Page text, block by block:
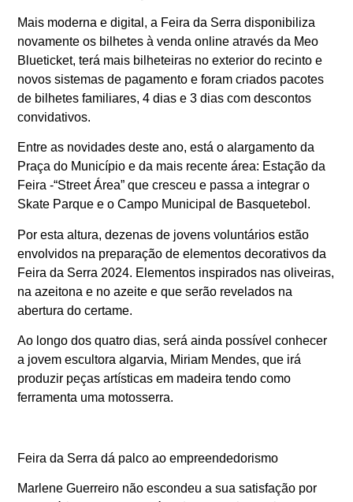
Mais moderna e digital, a Feira da Serra disponibiliza
novamente os bilhetes à venda online através da Meo
Blueticket, terá mais bilheteiras no exterior do recinto e
novos sistemas de pagamento e foram criados pacotes
de bilhetes familiares, 4 dias e 3 dias com descontos
convidativos.
Entre as novidades deste ano, está o alargamento da
Praça do Município e da mais recente área: Estação da
Feira -“Street Área” que cresceu e passa a integrar o
Skate Parque e o Campo Municipal de Basquetebol.
Por esta altura, dezenas de jovens voluntários estão
envolvidos na preparação de elementos decorativos da
Feira da Serra 2024. Elementos inspirados nas oliveiras,
na azeitona e no azeite e que serão revelados na
abertura do certame.
Ao longo dos quatro dias, será ainda possível conhecer
a jovem escultora algarvia, Miriam Mendes, que irá
produzir peças artísticas em madeira tendo como
ferramenta uma motosserra.
Feira da Serra dá palco ao empreendedorismo
Marlene Guerreiro não escondeu a sua satisfação por